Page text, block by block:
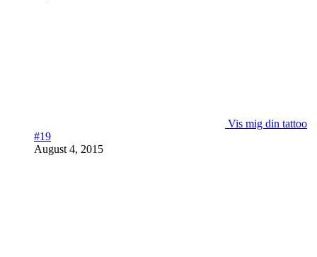
Vis mig din tattoo
#19
August 4, 2015